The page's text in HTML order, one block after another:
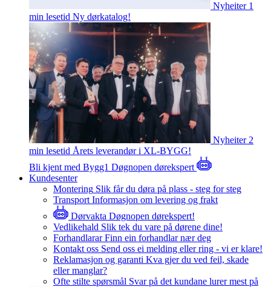
Nyheiter 1
min lesetid Ny dørkatalog!
Nyheiter 2
min lesetid Årets leverandør i XL-BYGG!
Bli kjent med Bygg1 Døgnopen dørekspert
Kundesenter
Montering Slik får du døra på plass - steg for steg
Transport Informasjon om levering og frakt
Dørvakta Døgnopen dørekspert!
Vedlikehald Slik tek du vare på dørene dine!
Forhandlarar Finn ein forhandlar nær deg
Kontakt oss Send oss ei melding eller ring - vi er klare!
Reklamasjon og garanti Kva gjer du ved feil, skade
eller manglar?
Ofte stilte spørsmål Svar på det kundane lurer mest på